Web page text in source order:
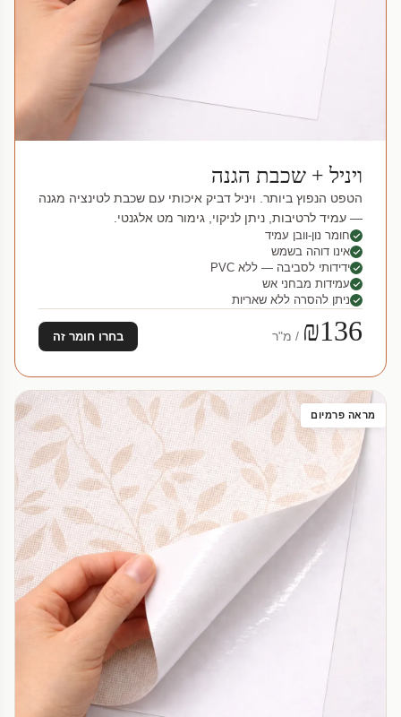
ויניל + שכבת הגנה
הטפט הנפוץ ביותר. ויניל דביק איכותי עם שכבת לטינציה מגנה
— עמיד לרטיבות, ניתן לניקוי, גימור מט אלגנטי.
חומר נון-וובן עמיד
אינו דוהה בשמש
ידידותי לסביבה — ללא PVC
עמידות מבחני אש
ניתן להסרה ללא שאריות
₪136 / מ"ר בחרו חומר זה
מראה פרמיום